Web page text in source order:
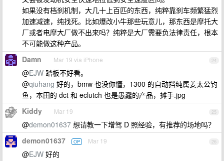
如果没有档刹机制，大几十上百匹的东西，纯粹靠刹车频繁猛烈
加速减速，纯找死。比如爆改小牛那些玩意儿，那东西是摩托大
厂或者电摩大厂做不出来吗？纯粹是大厂需要负法律责任，根本
不可能做这种产品。
24
Damn Mar 19 via iPhone
@EJW 踏板不好看。
@qiuhang 好的，bmw 也没你懂，1300 的自动挡纯属姜太公钓
鱼，本田的 dct 和 eclutch 也是愚蠢的产品，摊手.jpg
25
Kiddy Mar 19
@demon01637 想请教一下增驾 D 照经验，有推荐的场地吗？
26
demon01637 OP Mar 19
@EJW 好的